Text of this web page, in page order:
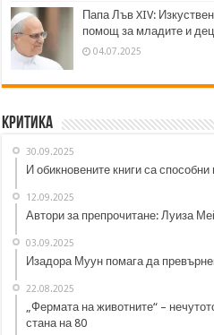
Папа Лъв XIV:
помощ за младите и
04.07.2025
Критика
30.09.2025
И обикновените книги са
12.09.2025
Автори за препрочитане: Луиза
03.09.2025
Изадора Муун помага да
22.08.2025
„Фермата на животните“ –
стана на 80